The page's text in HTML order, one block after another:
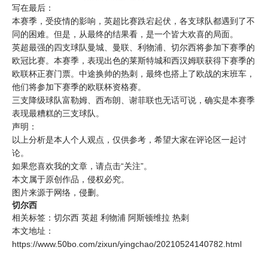
写在最后：
本赛季，受疫情的影响，英超比赛跌宕起伏，各支球队都遇到了不
同的困难。但是，从最终的结果看，是一个皆大欢喜的局面。
英超最强的四支球队曼城 曼联 、利物浦、切尔西将参加下赛季的
欧冠比赛。本赛季，表现出色的莱斯特城和西汉姆联获得下赛季的
欧联杯正赛门票。中途换帅的热刺，最终也搭上了欧战的末班车，
他们将参加下赛季的欧联杯资格赛。
三支降级球队富勒姆、西布朗、谢菲联也无话可说，确实是本赛季
表现最糟糕的三支球队。
声明：
以上分析是本人个人观点，仅供参考，希望大家在评论区一起讨
论。
如果您喜欢我的文章，请点击“关注”。
本文属于原创作品，侵权必究。
图片来源于网络，侵删。
切尔西
相关标签： 切尔西 英超 利物浦 阿斯顿维拉 热刺
本文地址：
https://www.50bo.com/zixun/yingchao/20210524140782.html